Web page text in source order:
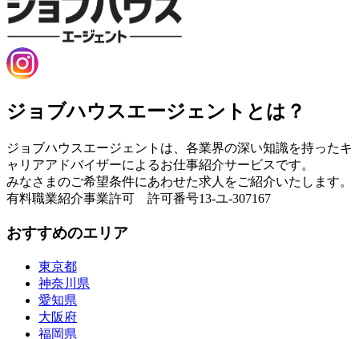
ジョブハウスエージェントとは？
ジョブハウスエージェントは、各業界の深い知識を持ったキ
ャリアアドバイザーによるお仕事紹介サービスです。
みなさまのご希望条件にあわせた求人をご紹介いたします。
有料職業紹介事業許可 許可番号13-ユ-307167
おすすめのエリア
東京都
神奈川県
愛知県
大阪府
福岡県